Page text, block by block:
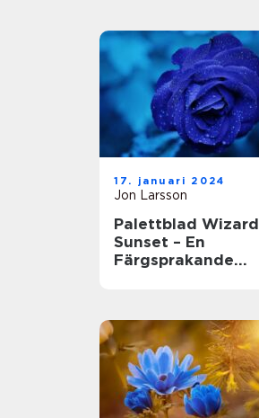
17. januari 2024
Jon Larsson
Palettblad Wizard
Sunset – En
Färgsprakande